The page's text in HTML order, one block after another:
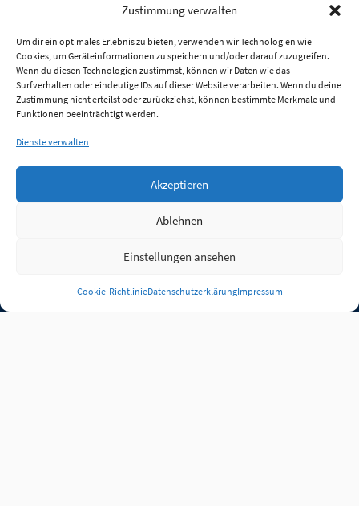
Zustimmung verwalten
Um dir ein optimales Erlebnis zu bieten, verwenden wir Technologien wie
Cookies, um Geräteinformationen zu speichern und/oder darauf zuzugreifen.
Wenn du diesen Technologien zustimmst, können wir Daten wie das
Surfverhalten oder eindeutige IDs auf dieser Website verarbeiten. Wenn du deine
Zustimmung nicht erteilst oder zurückziehst, können bestimmte Merkmale und
Funktionen beeinträchtigt werden.
Dienste verwalten
Akzeptieren
Ablehnen
Einstellungen ansehen
Cookie-RichtlinieDatenschutzerklärungImpressum
Anmelden
Jobs Partner FAQ Quellen